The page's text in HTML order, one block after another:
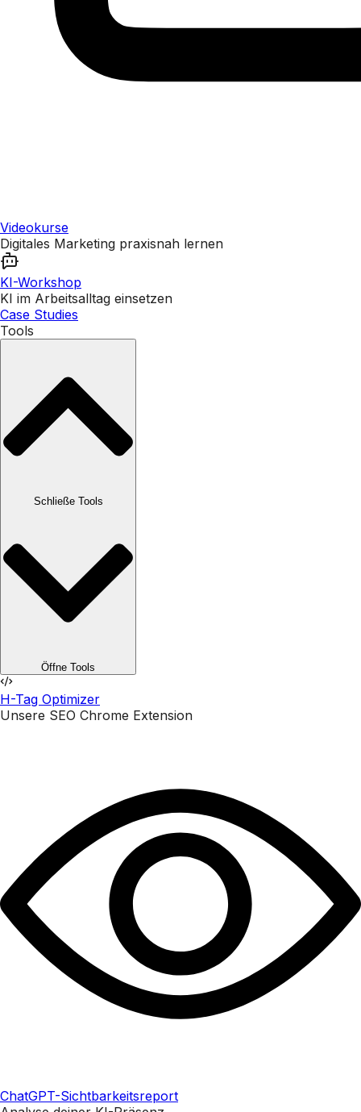
Videokurse
Digitales Marketing praxisnah lernen
KI-Workshop
KI im Arbeitsalltag einsetzen
Case Studies
Tools
Schließe Tools
Öffne Tools
H-Tag Optimizer
Unsere SEO Chrome Extension
ChatGPT-Sichtbarkeitsreport